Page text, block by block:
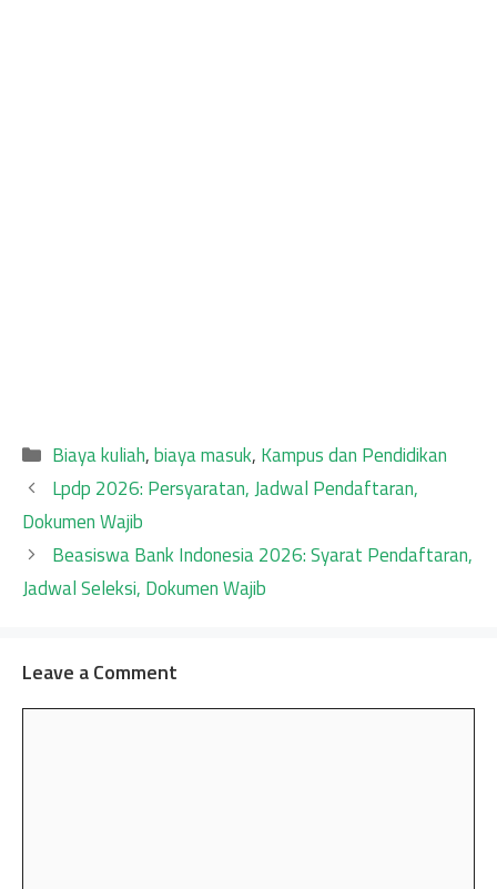
Categories
Biaya kuliah,biaya masuk, Kampus dan Pendidikan
Lpdp 2026: Persyaratan, Jadwal Pendaftaran,
Dokumen Wajib
Beasiswa Bank Indonesia 2026: Syarat Pendaftaran,
Jadwal Seleksi, Dokumen Wajib
Leave a Comment